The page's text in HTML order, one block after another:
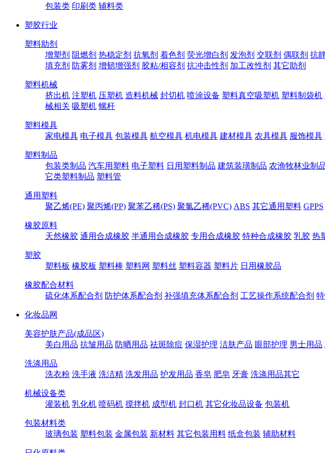
包装类 印刷类 辅料类
塑胶行业
塑料助剂
增塑剂 阻燃剂 热稳定剂 抗氧剂 着色剂 荧光增白剂 发泡剂 交联剂 偶联剂 抗
填充剂 防雾剂 增韧增强剂 胶粘/相容剂 抗冲击性剂 加工改性剂 其它助剂
塑料机械
挤出机 注塑机 压塑机 造料机械 封切机 喷涂设备 塑料真空吸塑机 塑料制袋机
械相关 吸塑机 螺杆
塑料模具
家电模具 电子模具 包装模具 航空模具 机电模具 建材模具 农具模具 服饰模具
塑料制品
包装类制品 汽车用塑料 电子塑料 日用塑料制品 建筑装璜制品 农渔牧林业制
它类塑料制品 塑料管
通用塑料
聚乙烯(PE) 聚丙烯(PP) 聚苯乙稀(PS) 聚氯乙稀(PVC) ABS 其它通用塑料 GPPS
橡胶原料
天然橡胶 通用合成橡胶 半通用合成橡胶 专用合成橡胶 特种合成橡胶 乳胶 热
塑胶
塑料板 橡胶板 塑料棒 塑料网 塑料丝 塑料容器 塑料片 日用橡胶品
橡胶配合材料
硫化体系配合剂 防护体系配合剂 补强填充体系配合剂 工艺操作系统配合剂
化妆品网
美容护肤产品(成品区)
美白用品 抗皱用品 防晒用品 祛斑除痘 保湿护理 洁肤产品 眼部护理 男士用品
洗涤用品
洗衣粉 洗手液 洗洁精 洗发用品 护发用品 香皂 肥皂 牙膏 洗涤用品其它
机械设备类
灌装机 乳化机 喷码机 搅拌机 成型机 封口机 其它化妆品设备 包装机
包装材料类
玻璃包装 塑料包装 金属包装 新材料 其它包装用料 纸盒包装 辅助材料